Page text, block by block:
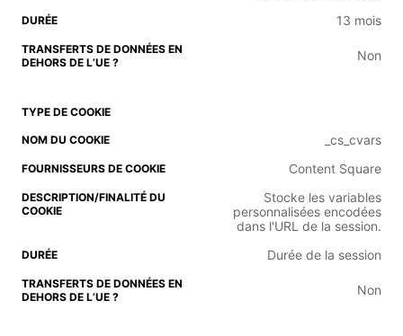
13 mois
Non
_cs_cvars
Content Square
Stocke les variables
personnalisées encodées
dans l'URL de la session.
Durée de la session
Non